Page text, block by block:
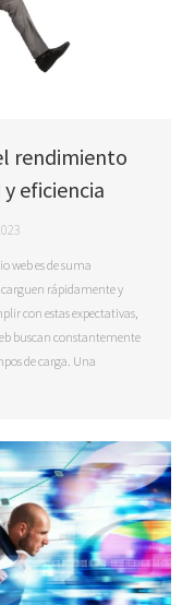
rendimiento
eficiencia
web es de suma
rápidamente y
con estas expectativas,
buscan constantemente
de carga. Una